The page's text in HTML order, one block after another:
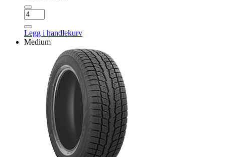
MAZZINI
SNOWLEOPARD
3
antall
Legg i handlekurv
Medium